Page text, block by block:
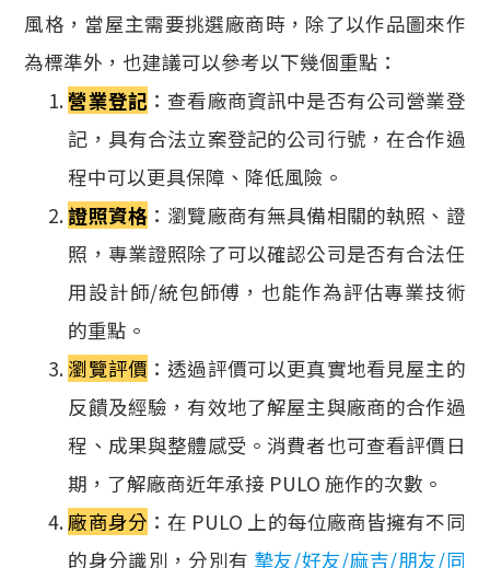
風格，當屋主需要挑選廠商時，除了以作品圖來作
為標準外，也建議可以參考以下幾個重點：
營業登記 ：查看廠商資訊中是否有公司營業登
記，具有合法立案登記的公司行號，在合作過
程中可以更具保障、降低風險。
證照資格 ：瀏覽廠商有無具備相關的執照、證
照，專業證照除了可以確認公司是否有合法任
用設計師/統包師傅，也能作為評估專業技術
的重點。
瀏覽評價 ：透過評價可以更真實地看見屋主的
反饋及經驗，有效地了解屋主與廠商的合作過
程、成果與整體感受。消費者也可查看評價日
期，了解廠商近年承接 PULO 施作的次數。
廠商身分 ：在 PULO 上的每位廠商皆擁有不同
的身分識別，分別有 摯友/好友/麻吉/朋友/同